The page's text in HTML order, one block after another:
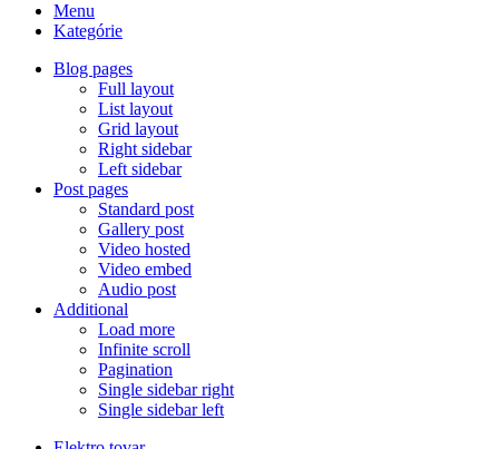
Menu
Kategórie
Blog pages
Full layout
List layout
Grid layout
Right sidebar
Left sidebar
Post pages
Standard post
Gallery post
Video hosted
Video embed
Audio post
Additional
Load more
Infinite scroll
Pagination
Single sidebar right
Single sidebar left